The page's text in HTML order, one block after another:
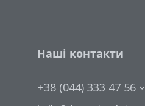
Наші контакти
+38 (044) 333 47 56